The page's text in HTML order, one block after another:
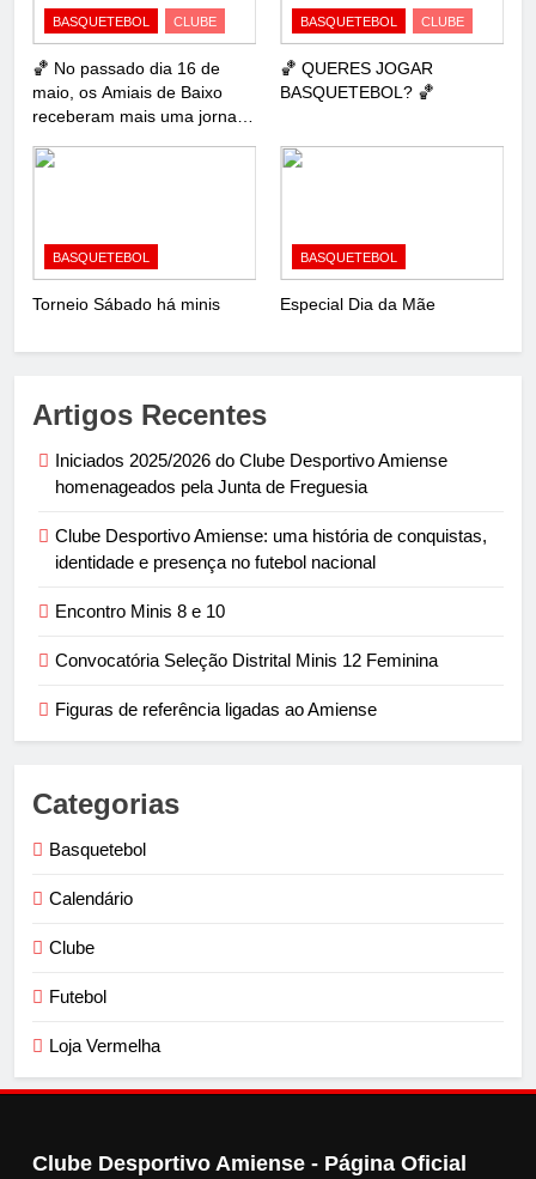
BASQUETEBOL CLUBE
🏀 No passado dia 16 de
maio, os Amiais de Baixo
receberam mais uma jornada
𝐂𝐢𝐫𝐜𝐮𝐢𝐭𝐨 𝐓𝐢𝐜𝐡𝐚 𝐏𝐞𝐧𝐢𝐜𝐡𝐞𝐢𝐫𝐨 –
BASQUETEBOL CLUBE
🏀 QUERES JOGAR
BASQUETEBOL? 🏀
BASQUETEBOL
Torneio Sábado há minis
BASQUETEBOL
Especial Dia da Mãe
Artigos Recentes
Iniciados 2025/2026 do Clube Desportivo Amiense
homenageados pela Junta de Freguesia
Clube Desportivo Amiense: uma história de conquistas,
identidade e presença no futebol nacional
Encontro Minis 8 e 10
Convocatória Seleção Distrital Minis 12 Feminina
Figuras de referência ligadas ao Amiense
Categorias
Basquetebol
Calendário
Clube
Futebol
Loja Vermelha
Clube Desportivo Amiense - Página Oficial